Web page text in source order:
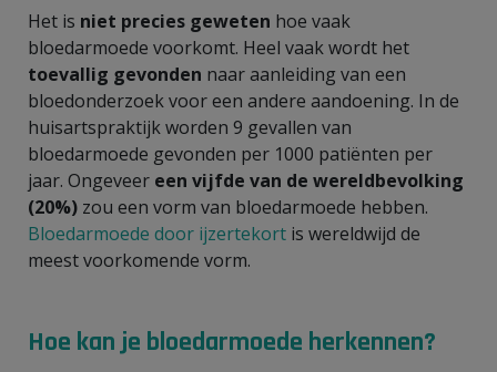
Het is niet precies geweten hoe vaak
bloedarmoede voorkomt. Heel vaak wordt het
toevallig gevonden naar aanleiding van een
bloedonderzoek voor een andere aandoening. In de
huisartspraktijk worden 9 gevallen van
bloedarmoede gevonden per 1000 patiënten per
jaar. Ongeveer een vijfde van de wereldbevolking
(20%) zou een vorm van bloedarmoede hebben.
Bloedarmoede door ijzertekort is wereldwijd de
meest voorkomende vorm.
Hoe kan je bloedarmoede herkennen?